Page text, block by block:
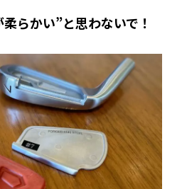
らかい”と思わないで！